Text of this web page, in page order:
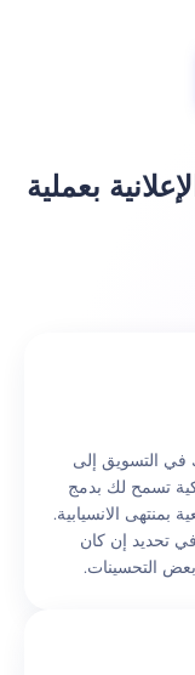
بعملية
في التسويق إلى
تسمح لك بدمج
بمنتهى الانسيابية.
في تحديد إن كان
بعض التحسينات.